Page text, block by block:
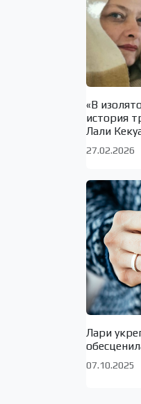
«В
история
Лали
27.02.2026
Лари
07.10.2025